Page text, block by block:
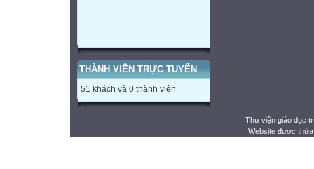
THÀNH VIÊN TRỰC TUYẾN
51 khách và 0 thành viên
Thư viện giáo dục
Website được